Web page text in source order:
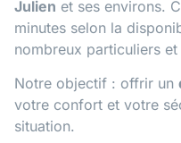
Julien et ses environs.
minutes selon la
nombreux particuliers
Notre objectif : offrir un
votre confort et votre
situation.